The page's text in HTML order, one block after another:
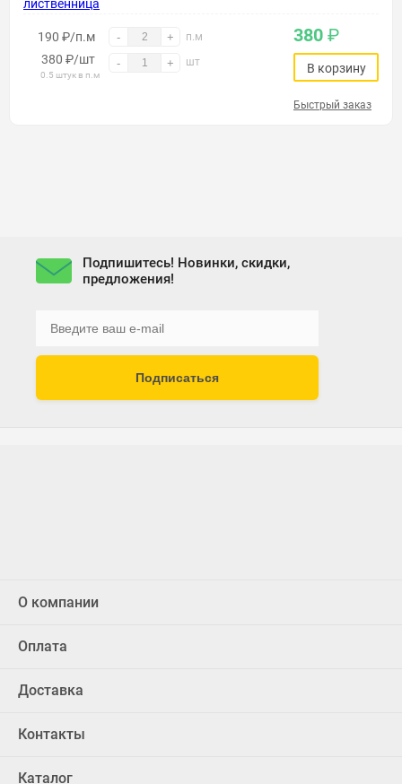
190 ₽/п.м - + п.м
380 ₽/шт
0.5 штук в п.м
- + шт
380 ₽
В корзину
Быстрый заказ
Подпишитесь! Новинки, скидки,
предложения!
Подписаться
О компании
Оплата
Доставка
Контакты
Каталог